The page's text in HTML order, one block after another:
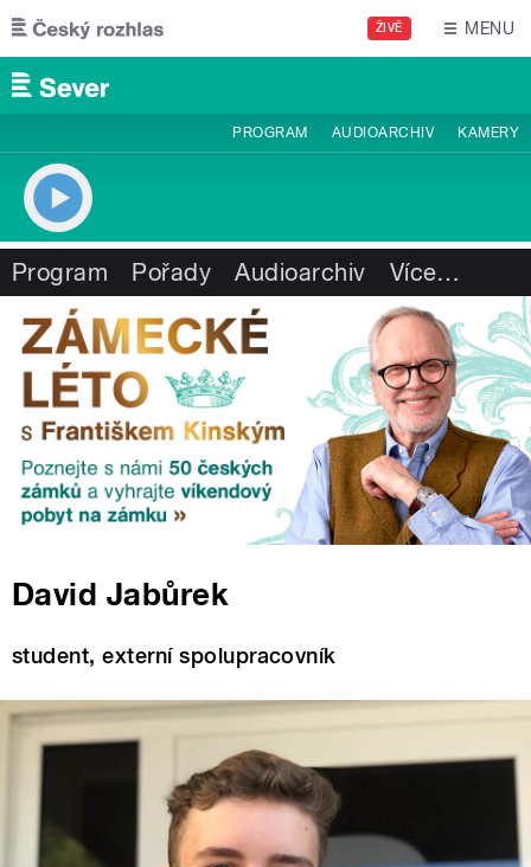
Přejít k hlavnímu obsahu
ŽIVĚ MENU
PROGRAM AUDIOARCHIV KAMERY
Program Pořady Audioarchiv Více…
David Jabůrek
student, externí spolupracovník